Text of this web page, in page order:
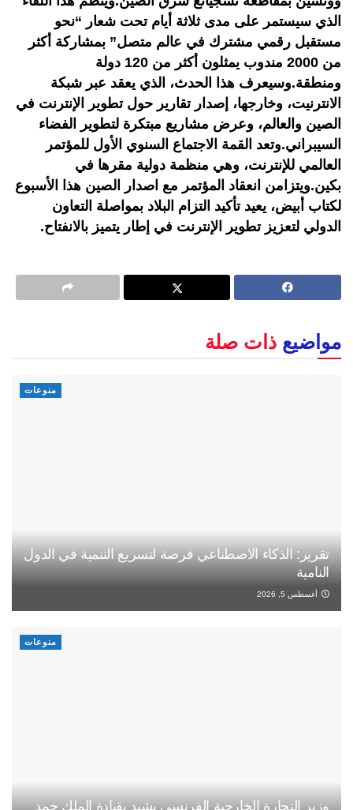
الذي سيستمر على مدى ثلاثة أيام تحت شعار “نحو
مستقبل رقمي مشترك في عالم متصل” بمشاركة أكثر
من 2000 مندوب يمثلون أكثر من 120 دولة
ومنطقة.وسيعرف هذا الحدث، الذي يعقد عبر شبكة
الانترنيت، وخارجها، إصدار تقارير حول تطوير الإنترنت في
الصين والعالم، وعرض مشاريع مبتكرة لتطوير الفضاء
السيبراني.وتعد القمة الاجتماع السنوي الأول للمؤتمر
العالمي للإنترنت، وهي منظمة دولية مقرها في
بكين.ويتزامن انعقاد المؤتمر مع اصدار الصين هذا الأسبوع
لكتاب أبيض، يعيد تأكيد التزام البلاد بمواصلة التعاون
الدولي لتعزيز تطوير الإنترنت في إطار يتميز بالانفتاح.
مواضيع ذات صلة
منوعات
تقرير: الذكاء الاصطناعي فرصة لتسريع التنمية في الدول
النامية
أغسطس 5, 2026
منوعات
وزير التجارة الخارجية الفرنسي يشيد بقيادة الملك حمد